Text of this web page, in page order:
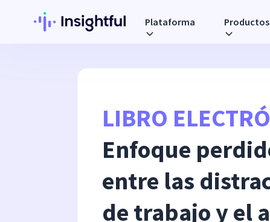
Plataforma Productos
LIBRO
Enfoque
entre las
de trabajo y el